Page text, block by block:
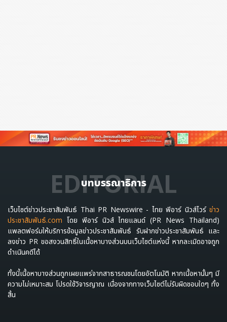
บทบรรณาธิการ
EDITORIAL
เว็บไซต์ข่าวประชาสัมพันธ์ Thai PR Newswire - ไทย พีอาร์ นิวส์ไวร์ ข่าว
ประชาสัมพันธ์.com โดย พีอาร์ นิวส์ ไทยแลนด์ (PR News Thailand)
แพลตฟอร์มให้บริการข้อมูลข่าวประชาสัมพันธ์ รับฝากข่าวประชาสัมพันธ์ และ
ลงข่าว PR ขอสงวนสิทธิ์ในเนื้อหาบางส่วนบนเว็บไซต์แห่งนี้ หากละเมิดอาจถูก
ดำเนินคดีได้
ทั้งนี้เนื้อหาบางส่วนถูกเผยแพร่จากสาธารณชนโดยอัตโนมัติ หากเนื้อหานั้นๆ มี
ความไม่เหมาะสม โปรดใช้วิจารญาณ เนื่องจากทางเว็บไซต์ไม่รับผิดชอบใดๆ ทั้ง
สิ้น